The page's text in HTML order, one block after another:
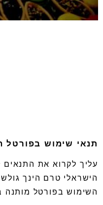
תנאי שימוש בפורטל
עליך לקרוא את התנאים
הישראלי טרם הינך
השימוש בפורטל